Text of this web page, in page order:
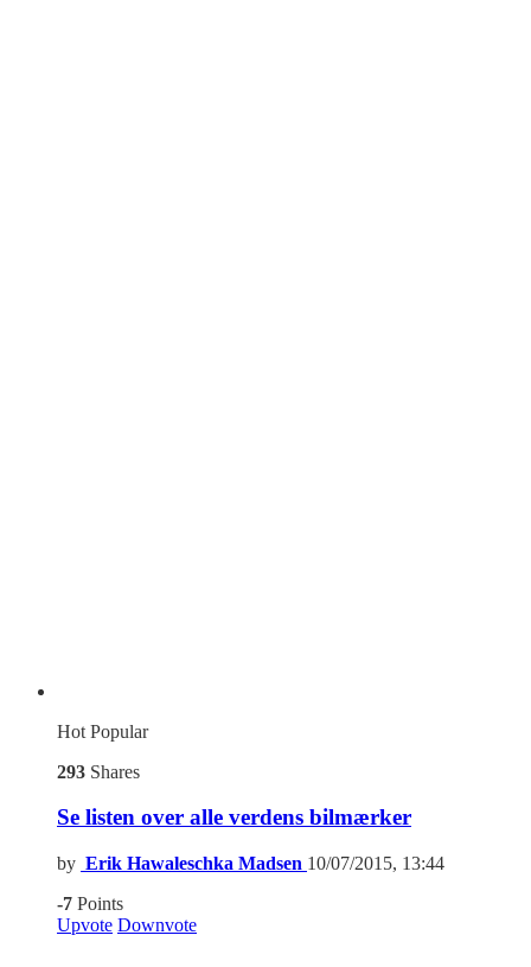
Hot Popular
293 Shares
Se listen over alle verdens bilmærker
by Erik Hawaleschka Madsen 10/07/2015, 13:44
-7 Points
Upvote Downvote